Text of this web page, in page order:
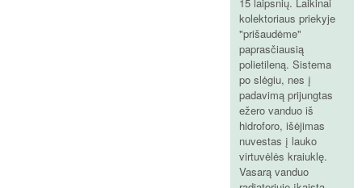
kolektoriaus priekyje
"prišaudėme"
paprasčiausią
polietileną. Sistema
po slėgiu, nes į
padavimą prijungtas
ežero vanduo iš
hidroforo, išėjimas
nuvestas į lauko
virtuvėlės kraiuklę.
Vasarą vanduo